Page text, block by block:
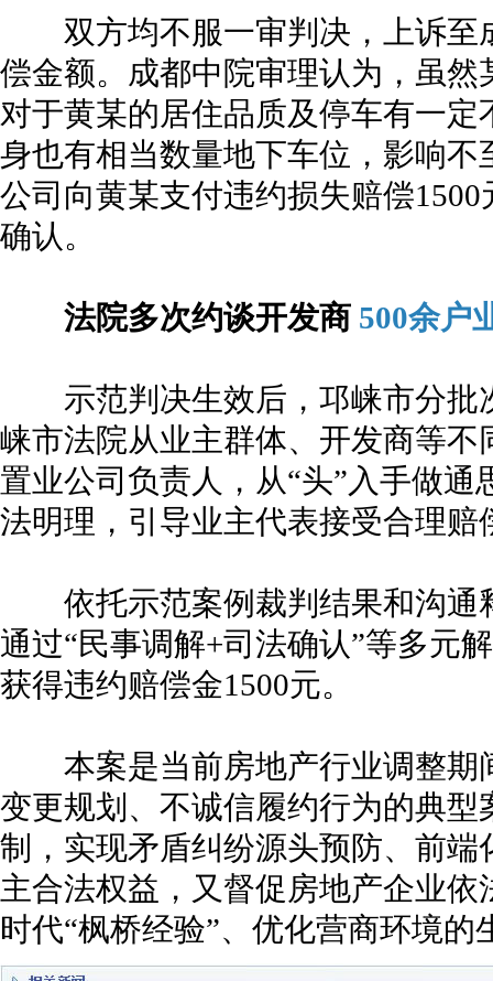
双方均不服一审判决，上诉至
偿金额。成都中院审理认为，虽
对于黄某的居住品质及停车有一
身也有相当数量地下车位，影响
公司向黄某支付违约损失赔偿
确认。
法院多次约谈开发商 500余户
示范判决生效后，邛崃市分批
崃市法院从业主群体、开发商等
置业公司负责人，从“头”入手做
法明理，引导业主代表接受合理赔
依托示范案例裁判结果和沟通
通过“民事调解+司法确认”等多元
获得违约赔偿金1500元。
本案是当前房地产行业调整期
变更规划、不诚信履约行为的典
制，实现矛盾纠纷源头预防、前
主合法权益，又督促房地产企业
时代“枫桥经验”、优化营商环境的